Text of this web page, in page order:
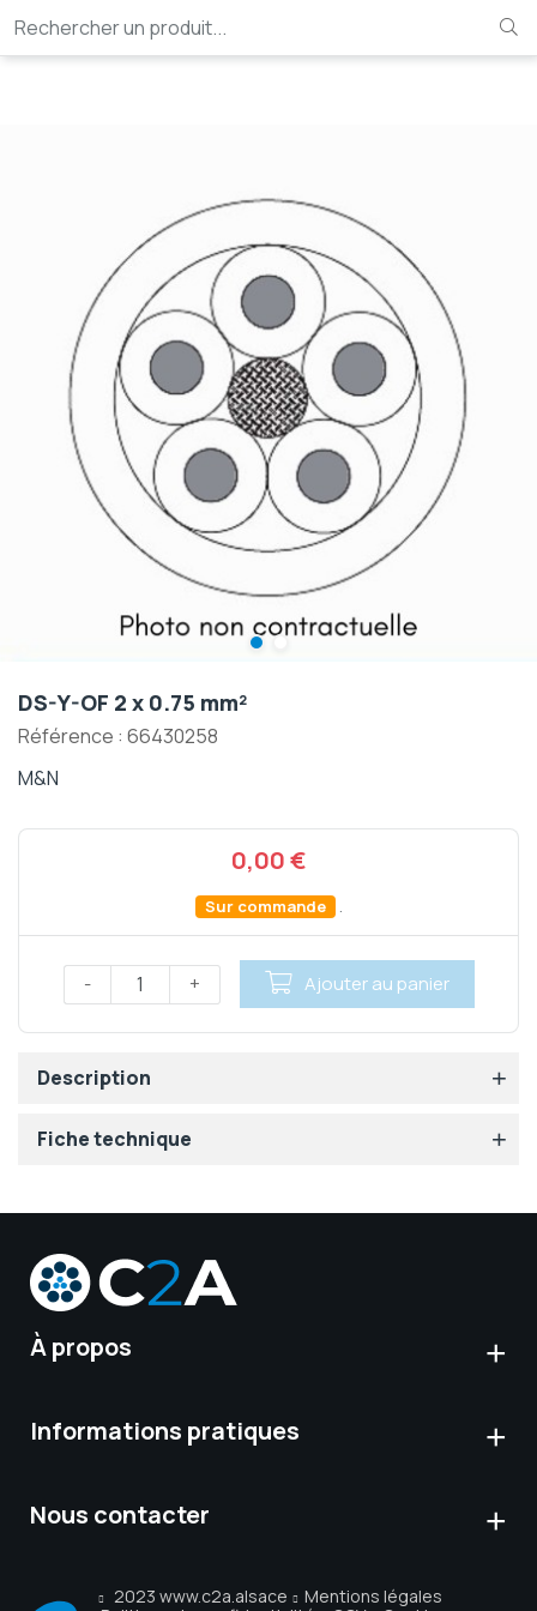
DS-Y-OF 2 x 0.75 mm²
Référence : 66430258
M&N
0,00 €
Sur commande .
Qté.
- + Ajouter au panier
Description
Fiche technique
À propos
Informations pratiques
Nous contacter
2023 www.c2a.alsace
Mentions légales